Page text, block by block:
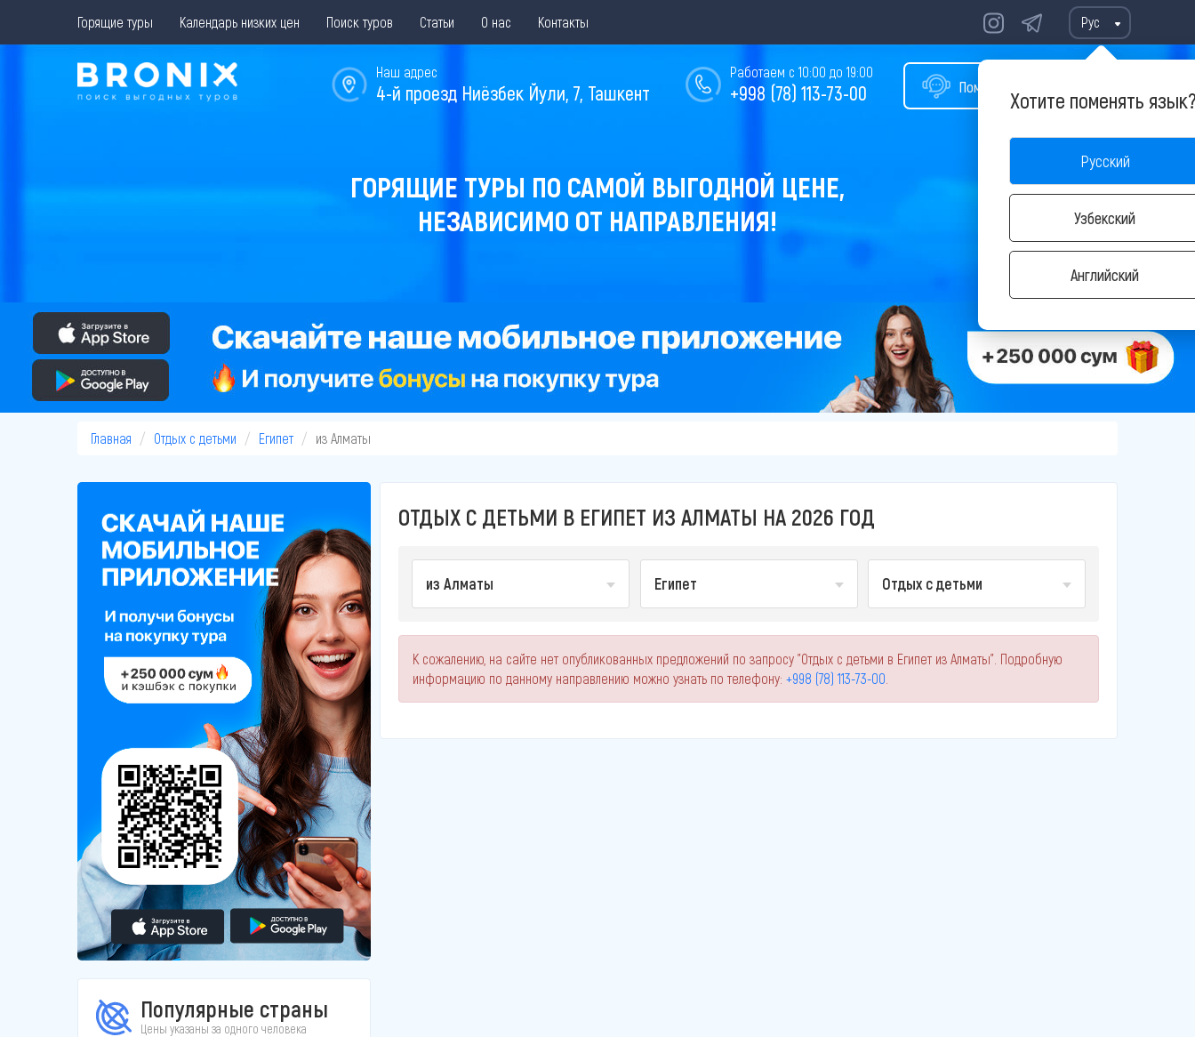
Горящие туры Календарь низких цен Поиск туров Статьи О нас Контакты Рус
Хотите поменять
Русский
Узбекский
Английский
Помощь в подборе тура
Работаем с 10:00 до 19:00
+998 (78) 113-73-00
Наш адрес
4-й проезд Ниёзбек Йули, 7, Ташкент
ГОРЯЩИЕ ТУРЫ ПО САМОЙ ВЫГОДНОЙ ЦЕНЕ,
НЕЗАВИСИМО ОТ НАПРАВЛЕНИЯ!
Главная Отдых с детьми Египет из Алматы
Популярные страны
Цены указаны за одного человека
ОТДЫХ С ДЕТЬМИ В ЕГИПЕТ ИЗ АЛМАТЫ НА 2026 ГОД
из Алматы Египет Отдых с детьми
К сожалению, на сайте нет опубликованных предложений по запросу "Отдых с детьми в Египет из Алматы". Подробную
информацию по данному направлению можно узнать по телефону: +998 (78) 113-73-00